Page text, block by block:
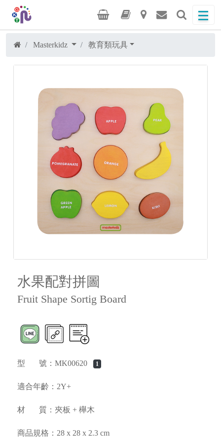
Masterkidz 教育類玩具
水果配對拼圖
Fruit Shape Sortig Board
型 號：MK00620 1
適合年齡：2Y+
材 質：夾板 + 櫸木
商品規格：28 x 28 x 2.3 cm